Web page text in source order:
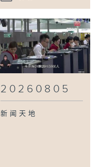
20260805
新闻天地